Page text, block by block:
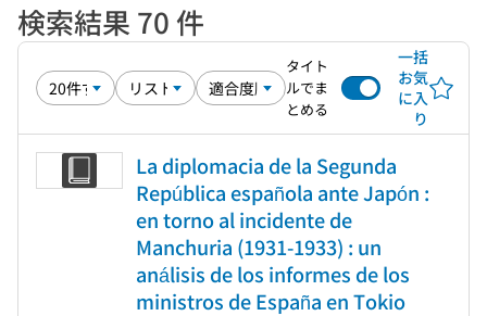
検索結果 70 件
タイト
ルでま
とめる
一括
お気
に入
り
La diplomacia de la Segunda
República española ante Japón :
en torno al incidente de
Manchuria (1931-1933) : un
análisis de los informes de los
ministros de España en Tokio